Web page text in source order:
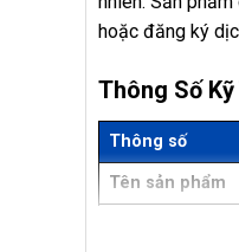
hoặc đăng ký
Thông Số
Thông số
Tên sản phẩm